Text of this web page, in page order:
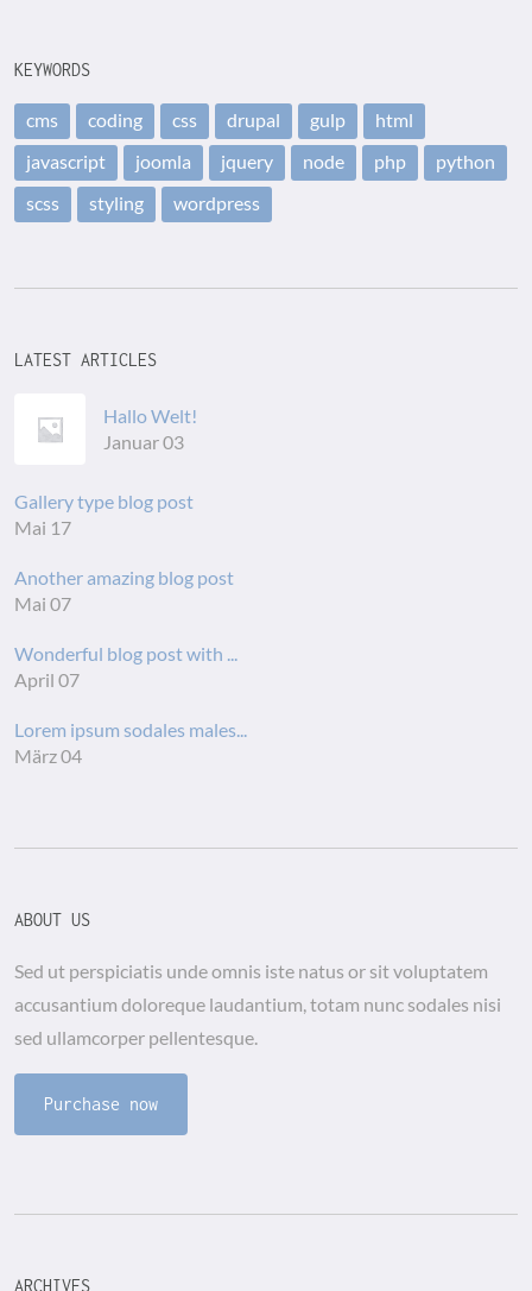
KEYWORDS
cms coding css drupal gulp
html
javascript
joomla jquery node php
python
scss
styling wordpress
LATEST ARTICLES
Hallo Welt!
Januar 03
Gallery type blog post
Mai 17
Another amazing blog post
Mai 07
Wonderful blog post with ...
April 07
Lorem ipsum sodales males...
März 04
ABOUT US
Sed ut perspiciatis unde omnis iste natus or sit voluptatem
accusantium doloreque laudantium, totam nunc sodales nisi
sed ullamcorper pellentesque.
Purchase now
ARCHIVES